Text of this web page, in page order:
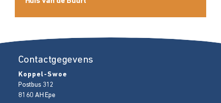
Contactgegevens
Koppel-Swoe
Postbus 312
8160 AH Epe